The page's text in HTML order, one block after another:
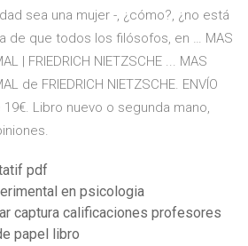
sea una mujer -, ¿cómo?, ¿no está
de que todos los filósofos, en … MAS
| FRIEDRICH NIETZSCHE ... MAS
de FRIEDRICH NIETZSCHE. ENVÍO
19€. Libro nuevo o segunda mano,
pdf
en psicologia
captura calificaciones profesores
papel libro